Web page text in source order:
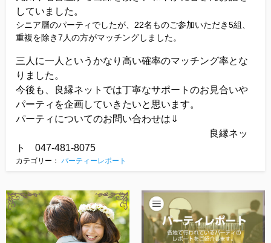
していました。
シニア層のパーティでしたが、22名ものご参加いただき5組、
重複を除き7人の方がマッチングしました。
三人に一人というかなり高い確率のマッチング率とな
りました。
今後も、良縁ネットでは丁寧なサポートのお見合いや
パーティを企画していきたいと思います。
パーティについてのお問い合わせは⇓
良縁ネッ
ト 047-481-8075
カテゴリー： パーティーレポート